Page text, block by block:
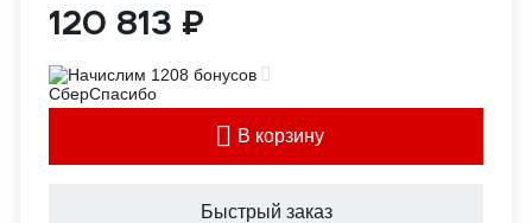
120 813 ₽
Начислим 1208 бонусов
В корзину
Быстрый заказ